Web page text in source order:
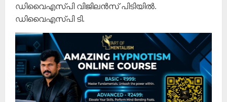
ഡിവൈഎസ്പി വിജിലന്‍സ് പിടിയില്‍.
ഡിവൈഎസ്പി ടി.